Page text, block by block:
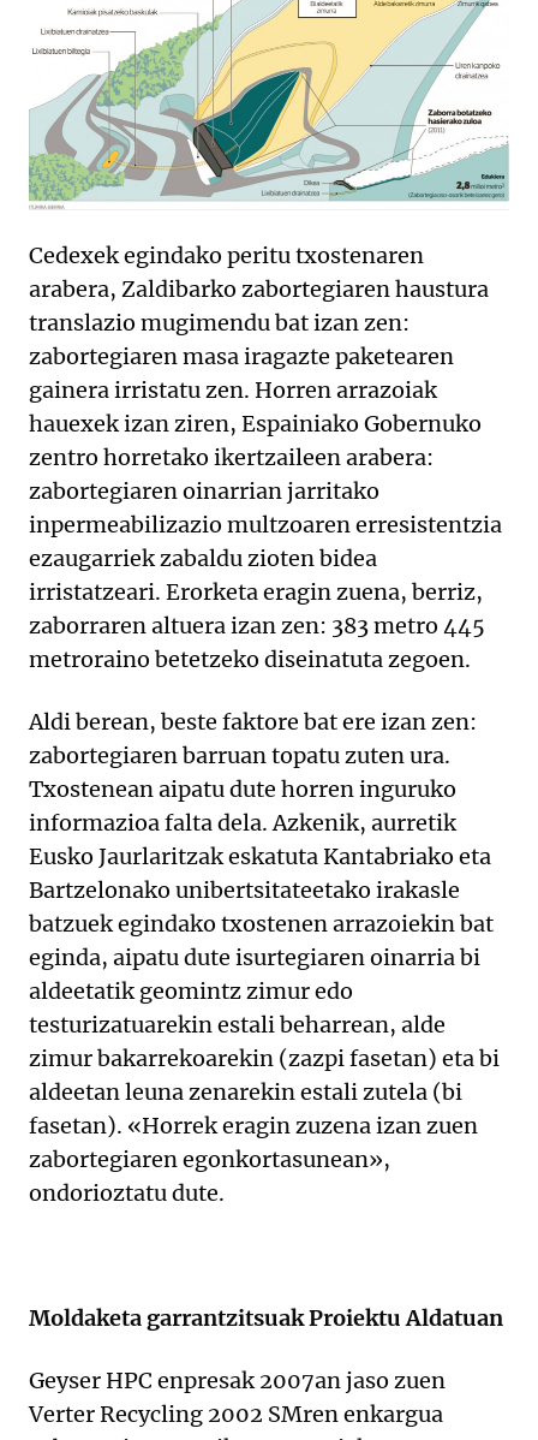
Cedexek egindako peritu txostenaren
arabera, Zaldibarko zabortegiaren haustura
translazio mugimendu bat izan zen:
zabortegiaren masa iragazte paketearen
gainera irristatu zen. Horren arrazoiak
hauexek izan ziren, Espainiako Gobernuko
zentro horretako ikertzaileen arabera:
zabortegiaren oinarrian jarritako
inpermeabilizazio multzoaren erresistentzia
ezaugarriek zabaldu zioten bidea
irristatzeari. Erorketa eragin zuena, berriz,
zaborraren altuera izan zen: 383 metro 445
metroraino betetzeko diseinatuta zegoen.
Aldi berean, beste faktore bat ere izan zen:
zabortegiaren barruan topatu zuten ura.
Txostenean aipatu dute horren inguruko
informazioa falta dela. Azkenik, aurretik
Eusko Jaurlaritzak eskatuta Kantabriako eta
Bartzelonako unibertsitateetako irakasle
batzuek egindako txostenen arrazoiekin bat
eginda, aipatu dute isurtegiaren oinarria bi
aldeetatik geomintz zimur edo
testurizatuarekin estali beharrean, alde
zimur bakarrekoarekin (zazpi fasetan) eta bi
aldeetan leuna zenarekin estali zutela (bi
fasetan). «Horrek eragin zuzena izan zuen
zabortegiaren egonkortasunean»,
ondorioztatu dute.
Moldaketa garrantzitsuak Proiektu Aldatuan
Geyser HPC enpresak 2007an jaso zuen
Verter Recycling 2002 SMren enkargua